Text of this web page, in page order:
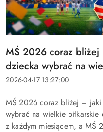
Tytuł
artykułu:
MŚ 2026 coraz bliżej
dziecka wybrać na
Data
2026-04-17 13:27:00
Treść
artykułu:
MŚ 2026 coraz bliżej – jaki
wybrać na wielkie piłkarskie
z każdym miesiącem, a MŚ